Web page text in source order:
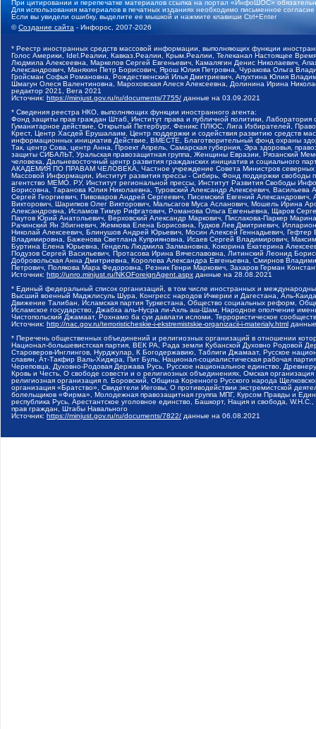
При цитировании и перепечатке материалов ссылка на портал «ИнфоШОС»
Для использования материалов в печатных изданиях необходимо письменное
Если вы увидели ошибку, выделите ее мышкой и нажмите клавиши Ctrl+Enter
©Создание сайта - Инфорос, 2007-2026
* Реестр иностранных средств массовой информации, выполняющих функции
Голос Америки, Idel.Реалии, Кавказ.Реалии, Крым.Реалии, Телеканал Настоящее
Людмила Алексеевна, Маркелов Сергей Евгеньевич, Камалягин Денис Николаевич,
Александрович, Маняхин Петр Борисович, Ярош Юлия Петровна, Чуракова Ольга
Гройсман Софья Романовна, Рождественский Илья Дмитриевич, Апухтина Юлия
Шмагун Олеся Валентиновна, Мароховская Алеся Алексеевна, Долинина Ирина
редактор 2021, Вега 2021
Источник: https://minjust.gov.ru/ru/documents/7755/ данные на 03.09.2021
* Сведения реестра НКО, выполняющих функции иностранного агента:
Фонд защиты прав граждан Штаб, Институт права и публичной политики,
Гуманитарное действие, Открытый Петербург, Феникс ПЛЮС, Лига Избирателей,
Крест, Центр Хасдей Ерушалаим, Центр поддержки и содействия развитию средств
информационных инициатив Действие, ВМЕСТЕ, Благотворительный фонд охраны
Так, центр Сова, центр Анна, Проект Апрель, Самарская губерния, Эра здоровья,
защиты СИБАЛЬТ, Уральская правозащитная группа, Женщины Евразии, Рязанский
человека, Дальневосточный центр развития гражданских инициатив и социального
АКАДЕМИЯ ПО ПРАВАМ ЧЕЛОВЕКА, Частное учреждение Совета Министров северных
Массовой Информации, Институт развития прессы - Сибирь, Фонд поддержки
агентство МЕМО. РУ, Институт региональной прессы, Институт Развития Свободы
Борисовна, Таранова Юлия Николаевна, Туровский Александр Алексеевич,
Сергей Георгиевич, Пивоваров Андрей Сергеевич, Писемский Евгений
Викторович, Шарипков Олег Викторович, Мальсагов Муса Асланович, Мошель Ирина
Александровна, Исламов Тимур Рифгатович, Романова Ольга Евгеньевна, Щаров
Паутов Юрий Анатольевич, Верховский Александр Маркович, Пислакова-Паркер
Рачинский Ян Збигневич, Жемкова Елена Борисовна, Гудков Лев Дмитриевич,
Николай Алексеевич, Блинушов Андрей Юрьевич, Мосин Алексей Геннадьевич,
Владимировна, Баженова Светлана Куприяновна, Исаев Сергей Владимирович,
Буртина Елена Юрьевна, Гендель Людмила Залмановна, Кокорина Екатерина
Подузов Сергей Васильевич, Протасова Ирина Вячеславовна, Литинский Леонид
Добровольская Анна Дмитриевна, Королева Александра Евгеньевна, Смирнов
Петрович, Полякова Мара Федоровна, Резник Генри Маркович, Захаров Герман
Источник: http://unro.minjust.ru/NKOForeignAgent.aspx данные на 28.08.2021
* Единый федеральный список организаций, в том числе иностранных и
Высший военный Маджлисуль Шура, Конгресс народов Ичкерии и Дагестана, Аль-
Движение Талибан, Исламская партия Туркестана, Общество социальных реформ,
Исламское государство, Джабха аль-Нусра ли-Ахль аш-Шам, Народное ополчение
Чистопольский Джамаат, Рохнамо ба суи давлати исломи, Террористическое
Источник: http://nac.gov.ru/terroristicheskie-i-ekstremistskie-organizacii-i-materialy.html
* Перечень общественных объединений и религиозных организаций в отношении
Национал-большевистская партия, ВЕК РА, Рада земли Кубанской Духовно Родовой
Староверов-Инглингов, Нурджулар, К Богодержавию, Таблиги Джамаат, Русское
славян, Ат-Такфир Валь-Хиджра, Пит Буль, Национал-социалистическая рабочая
Череповца, Духовно-Родовая Держава Русь, Русское национальное единство,
Кровь и Честь, О свободе совести и о религиозных объединениях, Омская
религиозная организация п. Боровский, Община Коренного Русского народа
организация «Братство», Свидетели Иеговы, О противодействии экстремистской
болельщиков «Фирма», Молодежная правозащитная группа МПГ, Курсом Правды и
республика Русь, Арестантское уголовное единство, Башкорт, Нация и свобода,
прав граждан, Штабы Навального
Источник: https://minjust.gov.ru/ru/documents/7822/ данные на 06.08.2021